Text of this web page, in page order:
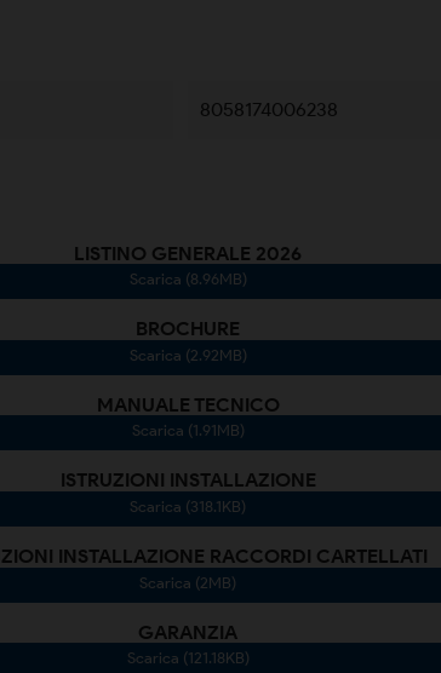
8058174006238
LISTINO GENERALE 2026
Scarica (8.96MB)
BROCHURE
Scarica (2.92MB)
MANUALE TECNICO
Scarica (1.91MB)
ISTRUZIONI INSTALLAZIONE
Scarica (318.1KB)
INSTALLAZIONE RACCORDI CARTELLATI
Scarica (2MB)
GARANZIA
Scarica (121.18KB)